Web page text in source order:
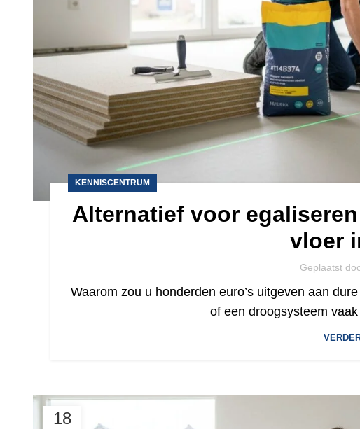
KENNISCENTRUM
Alternatief voor
vloer
Geplaatst
Waarom zou u honderden euro’s uitgeven aan
of een droogsysteem
18